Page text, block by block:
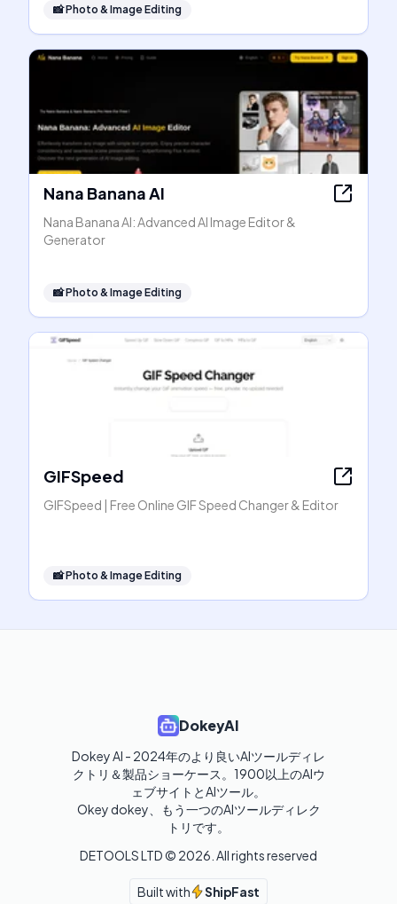
📸Photo & Image Editing
Nana Banana AI
Nana Banana AI: Advanced AI Image Editor &
Generator
📸Photo & Image Editing
GIFSpeed
GIFSpeed | Free Online GIF Speed Changer & Editor
📸Photo & Image Editing
DokeyAI
Dokey AI - 2024年のより良いAIツールディレ
クトリ＆製品ショーケース。1900以上のAIウ
ェブサイトとAIツール。
Okey dokey、もう一つのAIツールディレク
トリです。
DETOOLS LTD © 2026 . All rights reserved
Built with ShipFast